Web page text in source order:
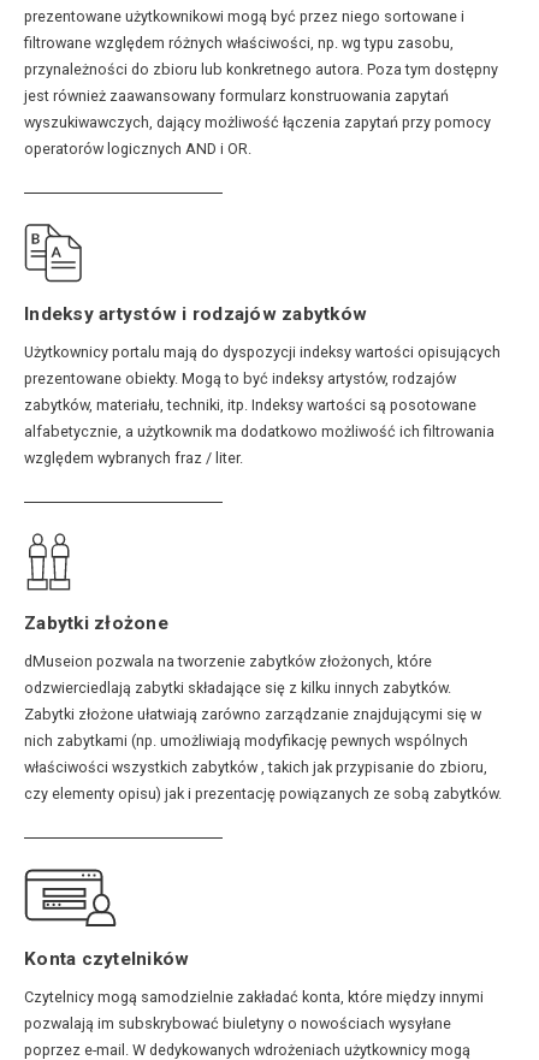
prezentowane użytkownikowi mogą być przez niego sortowane i
filtrowane względem różnych właściwości, np. wg typu zasobu,
przynależności do zbioru lub konkretnego autora. Poza tym dostępny
jest również zaawansowany formularz konstruowania zapytań
wyszukiwawczych, dający możliwość łączenia zapytań przy pomocy
operatorów logicznych AND i OR.
Indeksy artystów i rodzajów zabytków
Użytkownicy portalu mają do dyspozycji indeksy wartości opisujących
prezentowane obiekty. Mogą to być indeksy artystów, rodzajów
zabytków, materiału, techniki, itp. Indeksy wartości są posotowane
alfabetycznie, a użytkownik ma dodatkowo możliwość ich filtrowania
względem wybranych fraz / liter.
Zabytki złożone
dMuseion pozwala na tworzenie zabytków złożonych, które
odzwierciedlają zabytki składające się z kilku innych zabytków.
Zabytki złożone ułatwiają zarówno zarządzanie znajdującymi się w
nich zabytkami (np. umożliwiają modyfikację pewnych wspólnych
właściwości wszystkich zabytków , takich jak przypisanie do zbioru,
czy elementy opisu) jak i prezentację powiązanych ze sobą zabytków.
Konta czytelników
Czytelnicy mogą samodzielnie zakładać konta, które między innymi
pozwalają im subskrybować biuletyny o nowościach wysyłane
poprzez e-mail. W dedykowanych wdrożeniach użytkownicy mogą